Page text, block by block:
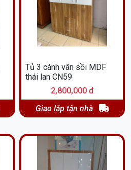
Tủ 3 cánh vân sồi MDF
thái lan CN59
2,800,000 đ
Giao lắp tận nhà